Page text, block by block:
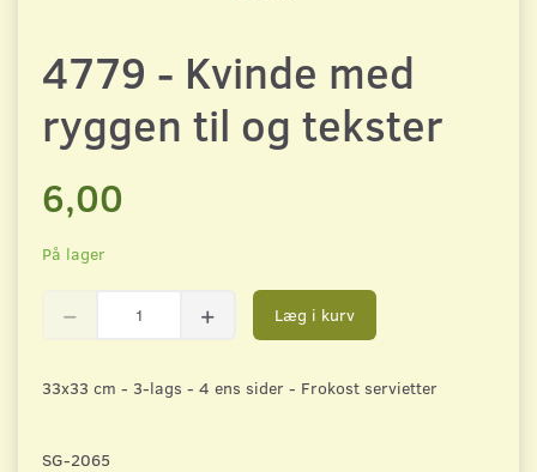
4779 - Kvinde med
ryggen til og tekster
6,00
På lager
Læg i kurv
33x33 cm - 3-lags - 4 ens sider - Frokost servietter
SG-2065